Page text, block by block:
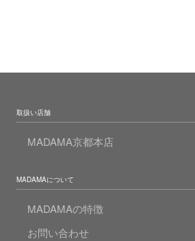
取扱い店舗
MADAMA京都本店
MADAMAについて
MADAMAの特徴
お問い合わせ